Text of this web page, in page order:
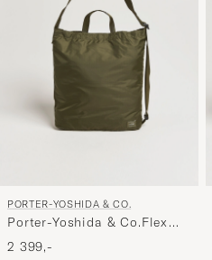
PORTER-YOSHIDA & CO.
Porter-Yoshida & Co.Flex
2Way Shoulder BagOlive
Drab
2 399,-